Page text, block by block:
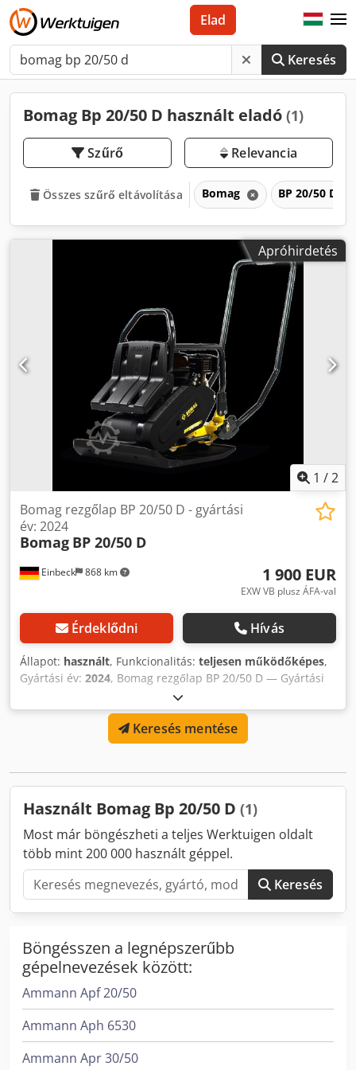
Keresés
Elad
Bomag Bp 20/50 D használt eladó (1)
Szűrő Relevancia
Összes szűrő eltávolítása Bomag BP 20/50 D
Apróhirdetés
1 /2
Einbeck 868 km
Bomag rezgőlap BP 20/50 D - gyártási
év: 2024
Bomag BP 20/50 D
1 900 EUR
EXW VB plusz ÁFA-val
Érdeklődni Hívás
Állapot: használt, Funkcionalitás: teljesen működőképes,
Gyártási év: 2024, Bomag rezgőlap BP 20/50 D — Gyártási
év: 2024 Használt, a Kurt König Baumaschinen GmbH,
Einbeck professzionális bérparkjából. Állapot &
megjegyzések: - Állapot: Bérlésből használt, rendszeresen
karbantartott Dodpfx Aey A E U Sed Iskr - Működés:
aktuális fotókért kérjük, lépjen kapcsolatba velünk -
lehetséges Ár: 1.900 EUR + ÁFA | EXW Einbeck | Szállítás
kérésre
Keresés mentése
Használt Bomag Bp 20/50 D (1)
Most már böngészheti a teljes Werktuigen oldalt
több mint 200 000 használt géppel.
Keresés
Böngésszen a legnépszerűbb
gépelnevezések között:
Ammann Apf 20/50
Ammann Aph 6530
Ammann Apr 30/50